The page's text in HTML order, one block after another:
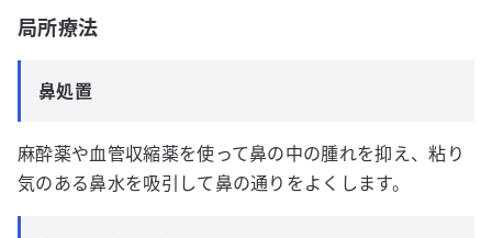
局所療法
鼻処置
麻酔薬や血管収縮薬を使って鼻の中の腫れを抑え、粘り
気のある鼻水を吸引して鼻の通りをよくします。